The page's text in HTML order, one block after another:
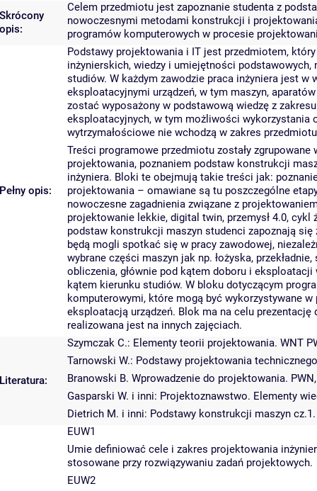
Skrócony
opis:
Celem przedmiotu jest zapoznanie studenta z
nowoczesnymi metodami konstrukcji i
programów komputerowych w procesie
Pełny opis:
Podstawy projektowania i IT jest przedmiotem,
inżynierskich, wiedzy i umiejętności podstawowych,
studiów. W każdym zawodzie praca inżyniera jest
eksploatacyjnymi urządzeń, w tym maszyn,
zostać wyposażony w podstawową wiedzę z
eksploatacyjnych, w tym możliwości wykorzystania
wytrzymałościowe nie wchodzą w zakres
Treści programowe przedmiotu zostały
projektowania, poznaniem podstaw konstrukcji
inżyniera. Bloki te obejmują takie treści jak:
projektowania – omawiane są tu poszczególne
nowoczesne zagadnienia związane z
projektowanie lekkie, digital twin, przemysł 4.0,
podstaw konstrukcji maszyn studenci zapoznają
będą mogli spotkać się w pracy zawodowej,
wybrane części maszyn jak np. łożyska,
obliczenia, głównie pod kątem doboru i
kątem kierunku studiów. W bloku dotyczącym
komputerowymi, które mogą być wykorzystywane
eksploatacją urządzeń. Blok ma na celu
realizowana jest na innych zajęciach.
Literatura:
Szymczak C.: Elementy teorii projektowania. WNT
Tarnowski W.: Podstawy projektowania
Branowski B. Wprowadzenie do projektowania.
Gasparski W. i inni: Projektoznawstwo. Elementy
Dietrich M. i inni: Podstawy konstrukcji maszyn cz.1.
EUW1
Umie definiować cele i zakres projektowania
stosowane przy rozwiązywaniu zadań projektowych.
EUW2